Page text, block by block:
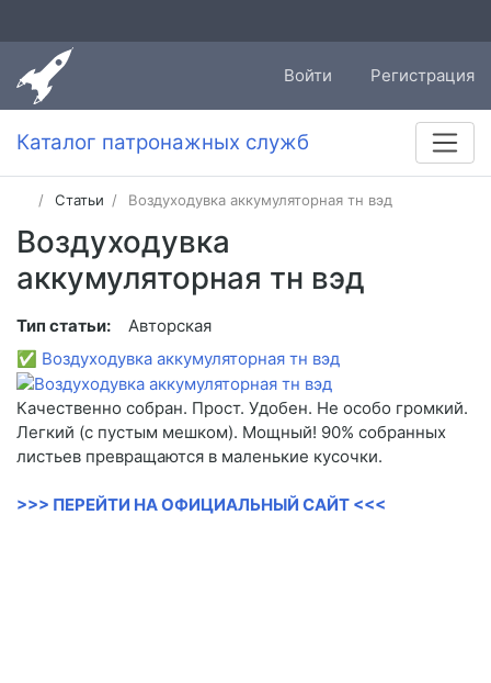
Войти Регистрация
Каталог патронажных служб
Статьи Воздуходувка аккумуляторная тн вэд
Воздуходувка
аккумуляторная тн вэд
Тип статьи:
Авторская
✅ Воздуходувка аккумуляторная тн вэд
Качественно собран. Прост. Удобен. Не особо громкий.
Легкий (с пустым мешком). Мощный! 90% собранных
листьев превращаются в маленькие кусочки.
>>> ПЕРЕЙТИ НА ОФИЦИАЛЬНЫЙ САЙТ <<<